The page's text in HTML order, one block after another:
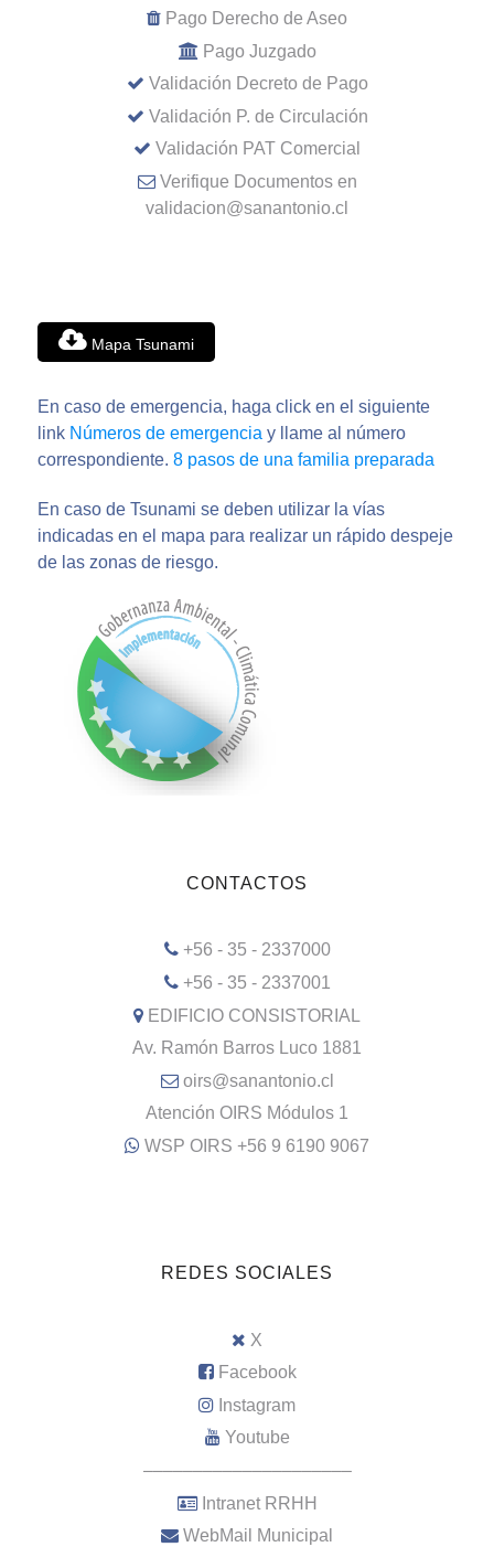
Pago Derecho de Aseo
Pago Juzgado
Validación Decreto de Pago
Validación P. de Circulación
Validación PAT Comercial
Verifique Documentos en
validacion@sanantonio.cl
Mapa Tsunami
En caso de emergencia, haga click en el siguiente
link Números de emergencia y llame al número
correspondiente. 8 pasos de una familia preparada
En caso de Tsunami se deben utilizar la vías
indicadas en el mapa para realizar un rápido despeje
de las zonas de riesgo.
CONTACTOS
+56 - 35 - 2337000
+56 - 35 - 2337001
EDIFICIO CONSISTORIAL
Av. Ramón Barros Luco 1881
oirs@sanantonio.cl
Atención OIRS Módulos 1
WSP OIRS +56 9 6190 9067
REDES SOCIALES
X
Facebook
Instagram
Youtube
–––––––––––––––––––––
Intranet RRHH
WebMail Municipal